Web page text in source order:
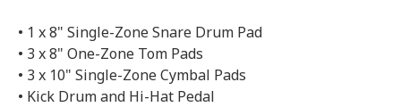
• 1 x 8" Single-Zone Snare Drum Pad
• 3 x 8" One-Zone Tom Pads
• 3 x 10" Single-Zone Cymbal Pads
• Kick Drum and Hi-Hat Pedal